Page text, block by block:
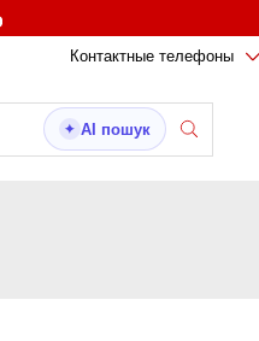
Контактные телефоны
✦ AI пошук